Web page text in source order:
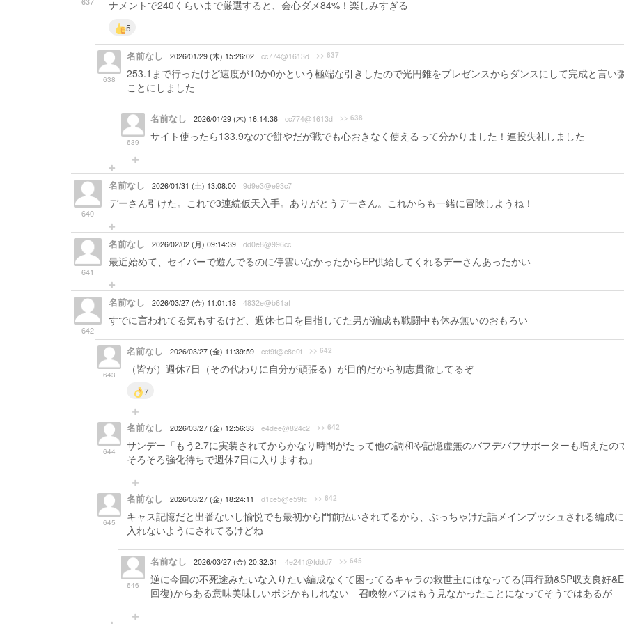
ナメントで240くらいまで厳選すると、会心ダメ84%！楽しみすぎる
5
638
名前なし 2026/01/29 (木) 15:26:02 cc774@1613d >> 637
253.1まで行ったけど速度が10か0かという極端な引きしたので光円錐をプレゼンスからダンスにして完成と言い
ことにしました
639
名前なし 2026/01/29 (木) 16:14:36 cc774@1613d >> 638
サイト使ったら133.9なので餅やだが戦でも心おきなく使えるって分かりました！連投失礼しました
640
名前なし 2026/01/31 (土) 13:08:00 9d9e3@e93c7
デーさん引けた。これで3連続仮天入手。ありがとうデーさん。これからも一緒に冒険しようね！
641
名前なし 2026/02/02 (月) 09:14:39 dd0e8@996cc
最近始めて、セイバーで遊んでるのに停雲いなかったからEP供給してくれるデーさんあったかい
642
名前なし 2026/03/27 (金) 11:01:18 4832e@b61af
すでに言われてる気もするけど、週休七日を目指してた男が編成も戦闘中も休み無いのおもろい
643
名前なし 2026/03/27 (金) 11:39:59 ccf9f@c8e0f >> 642
（皆が）週休7日（その代わりに自分が頑張る）が目的だから初志貫徹してるぞ
7
644
名前なし 2026/03/27 (金) 12:56:33 e4dee@824c2 >> 642
サンデー「もう2.7に実装されてからかなり時間がたって他の調和や記憶虚無のバフデバフサポーターも増えたの
そろそろ強化待ちで週休7日に入りますね」
645
名前なし 2026/03/27 (金) 18:24:11 d1ce5@e59fc >> 642
キャス記憶だと出番ないし愉悦でも最初から門前払いされてるから、ぶっちゃけた話メインプッシュされる編成
入れないようにされてるけどね
646
名前なし 2026/03/27 (金) 20:32:31 4e241@fddd7 >> 645
逆に今回の不死途みたいな入りたい編成なくて困ってるキャラの救世主にはなってる(再行動&SP収支良好
回復)からある意味美味しいポジかもしれない 召喚物バフはもう見なかったことになってそうではあるが